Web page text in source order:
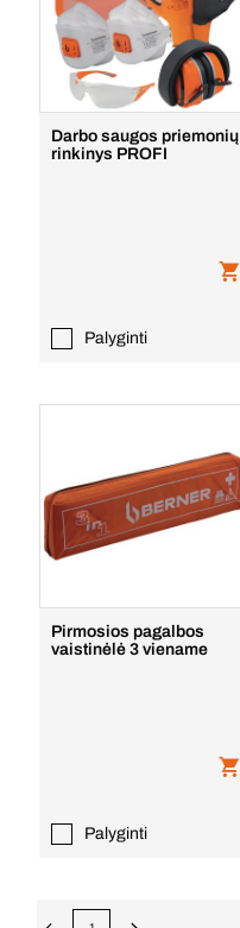
Darbo saugos priemonių
rinkinys PROFI
Palyginti
Pirmosios pagalbos
vaistinėlė 3 viename
Palyginti